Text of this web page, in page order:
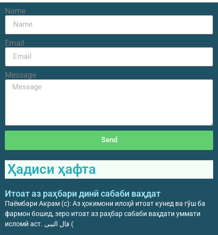
Name
Email
Message
Send
Ҳадиси ҳафта
Итоат аз раҳбари динӣ сабаби ваҳдат
Паёмбари Акрам (с): Аз ҳокимони илоҳӣ итоат кунед ва гӯш ба
фармон бошед, зеро итоат аз раҳбар сабаби ваҳдати уммати
исломӣ аст. قال النبی (